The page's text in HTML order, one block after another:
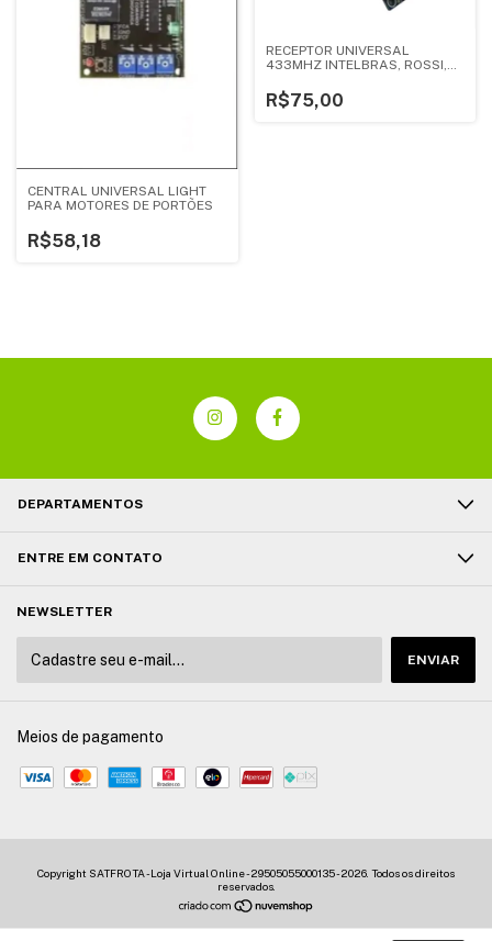
CENTRAL UNIVERSAL LIGHT
PARA MOTORES DE PORTÕES
R$58,18
RECEPTOR UNIVERSAL
433MHZ INTELBRAS, ROSSI,
R$75,00
DEPARTAMENTOS
ENTRE EM CONTATO
NEWSLETTER
Meios de pagamento
Copyright SATFROTA - Loja Virtual Online - 29505055000135 - 2026. Todos os direitos
reservados.